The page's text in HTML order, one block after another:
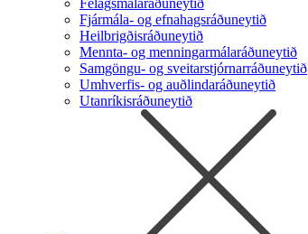
Fjármála- og efnahagsráðuneytið
Heilbrigðisráðuneytið
Mennta- og menningarmálaráðuneytið
Samgöngu- og sveitarstjórnarráðuneytið
Umhverfis- og auðlindaráðuneytið
Utanríkisráðuneytið